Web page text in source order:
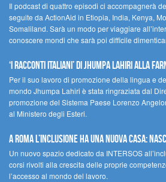
Il podcast di quattro episodi ci accompagnerà
seguite da ActionAid in Etiopia, India, Kenya,
Somaliland. Sarà un modo per viaggiare
conoscere mondi che sarà poi difficile
‘I racconti italiani’ di Jhumpa Lahiri alla
Per il suo lavoro di promozione della lingua e
mondo Jhumpa Lahiri è stata ringraziata dal
promozione del Sistema Paese Lorenzo
al Ministero degli Esteri.
A Roma l’inclusione ha una nuova casa:
Un nuovo spazio dedicato da INTERSOS
corsi rivolti alla crescita delle proprie
l’accesso al mondo del lavoro.